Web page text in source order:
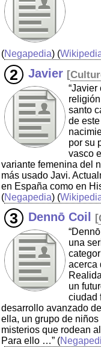
(Negapedia) (
Javier [
santo
de
por su
vasco
variante femenina del
más usado Javi.
en España como en
(Negapedia) (
Dennō Coil [
una
acerca
un
ciudad
desarrollo avanzado
ella, un grupo de
misterios que rodean
Para ello …” (